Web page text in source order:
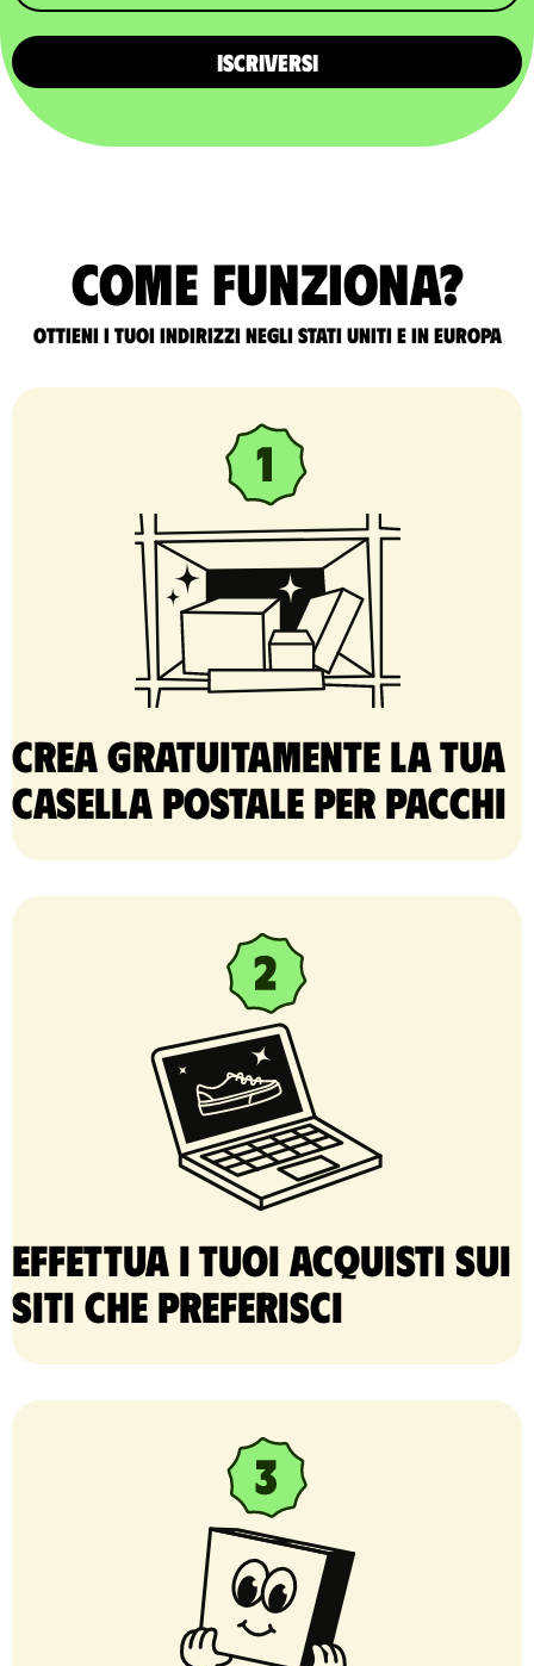
ISCRIVERSI
Come funziona?
Ottieni i tuoi indirizzi negli Stati Uniti e in Europa
Crea gratuitamente la tua
casella postale per pacchi
Effettua i tuoi acquisti sui
siti che preferisci